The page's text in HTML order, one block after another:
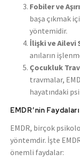
Fobiler ve
başa çıkmak
yöntemidir.
İlişki ve Ailevi
anıların
Çocukluk
travmalar,
hayatındaki
EMDR’nin Faydaları
EMDR, birçok
yöntemdir. İşte
önemli faydalar: